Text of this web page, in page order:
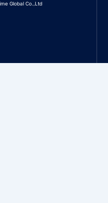
Global Co.,Ltd